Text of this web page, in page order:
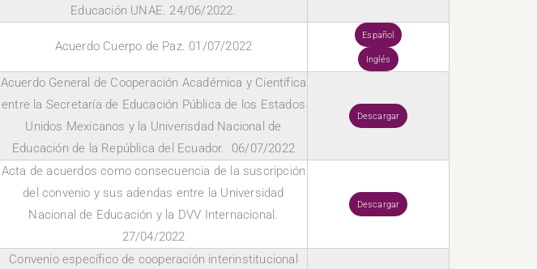
Educación UNAE. 24/06/2022.
Acuerdo Cuerpo de Paz. 01/07/2022
Español
Inglés
Acuerdo General de Cooperación Académica y Científica
entre la Secretaría de Educación Pública de los Estados
Unidos Mexicanos y la Univerisdad Nacional de
Educación de la República del Ecuador. 06/07/2022
Descargar
Acta de acuerdos como consecuencia de la suscripción
del convenio y sus adendas entre la Universidad
Nacional de Educación y la DVV Internacional.
27/04/2022
Descargar
Convenio específico de cooperación interinstitucional